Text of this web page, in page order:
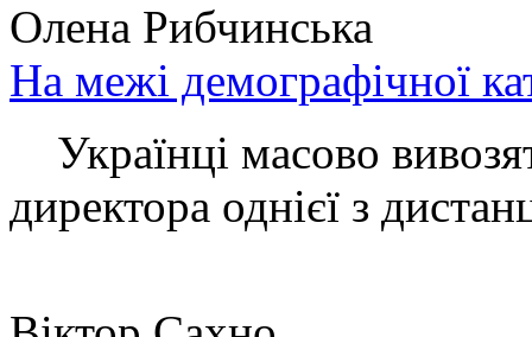
Олена Рибчинська
На межі демографічної
Українці масово
директора однієї з